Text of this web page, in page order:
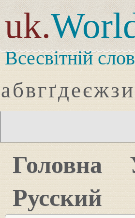
uk.
Всесвітній
абвгґдеєжзи
Головна
Русский